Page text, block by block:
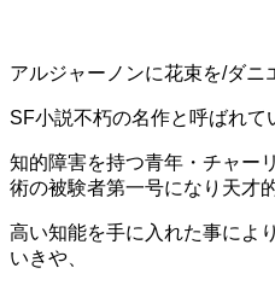
アルジャーノンに花束を/ダニ
SF小説不朽の名作と呼ばれて
知的障害を持つ青年・チャー
術の被験者第一号になり天才
高い知能を手に入れた事によ
いきや、